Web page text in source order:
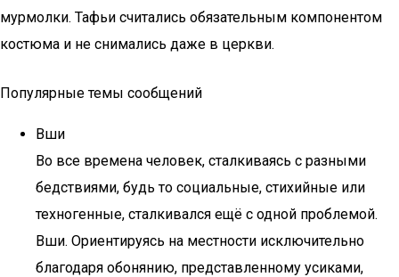
мурмолки. Тафьи считались обязательным компонентом
костюма и не снимались даже в церкви.
Популярные темы сообщений
Вши
Во все времена человек, сталкиваясь с разными
бедствиями, будь то социальные, стихийные или
техногенные, сталкивался ещё с одной проблемой.
Вши. Ориентируясь на местности исключительно
благодаря обонянию, представленному усиками,